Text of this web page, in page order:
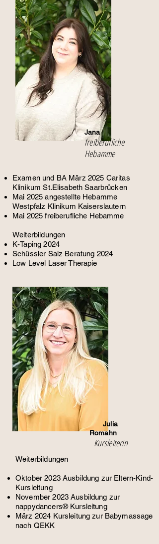
Jana
freiberufliche
Hebamme
Examen und BA März 2025 Caritas
Klinikum St.Elisabeth Saarbrücken
Mai 2025 angestellte Hebamme
Westpfalz Klinikum Kaiserslautern
Mai 2025 freiberufliche Hebamme
Weiterbildungen
K-Taping 2024
Schüssler Salz Beratung 2024
Low Level Laser Therapie
Julia
Romahn
Kursleiterin
Weiterbildungen
Oktober 2023 Ausbildung zur Eltern-Kind-
Kursleitung
November 2023 Ausbildung zur
nappydancers® Kursleitung
März 2024 Kursleitung zur Babymassage
nach QEKK